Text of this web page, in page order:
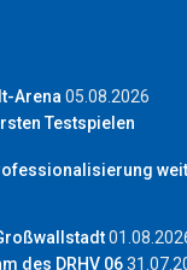
Arena 05.08.2026
Testspielen
des DRHV 06